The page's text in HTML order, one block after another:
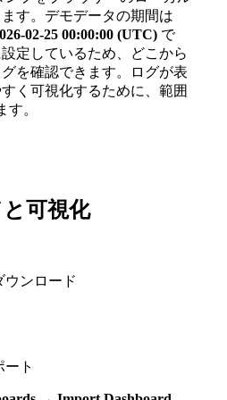
す。デモデータの期間は
02-25 00:00:00 (UTC) で
定しているため、どこから
を確認できます。ログが表
く可視化するために、範囲
す。
可視化
ウンロード
ト